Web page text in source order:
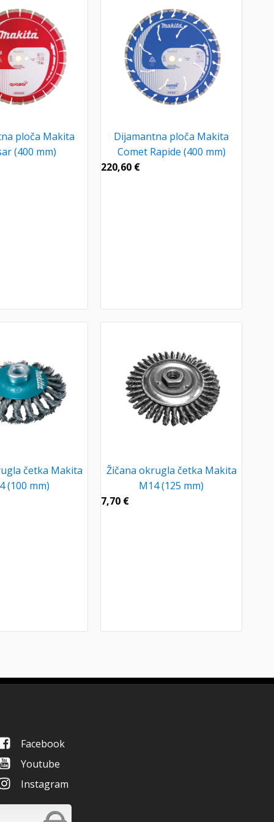
ploča Makita
(400 mm)
Dijamantna ploča Makita
Comet Rapide (400 mm)
220,60 €
četka Makita
(100 mm)
Žičana okrugla četka Makita
M14 (125 mm)
7,70 €
Facebook
Youtube
Instagram